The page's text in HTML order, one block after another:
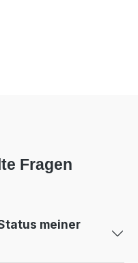
Fragen
meiner